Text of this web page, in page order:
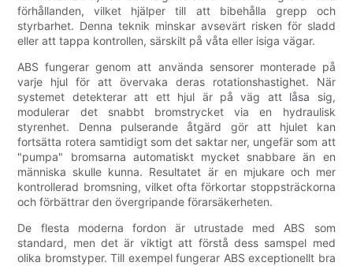
förhållanden, vilket hjälper till att bibehålla grepp och
styrbarhet. Denna teknik minskar avsevärt risken för sladd
eller att tappa kontrollen, särskilt på våta eller isiga vägar.
ABS fungerar genom att använda sensorer monterade på
varje hjul för att övervaka deras rotationshastighet. När
systemet detekterar att ett hjul är på väg att låsa sig,
modulerar det snabbt bromstrycket via en hydraulisk
styrenhet. Denna pulserande åtgärd gör att hjulet kan
fortsätta rotera samtidigt som det saktar ner, ungefär som att
"pumpa" bromsarna automatiskt mycket snabbare än en
människa skulle kunna. Resultatet är en mjukare och mer
kontrollerad bromsning, vilket ofta förkortar stoppsträckorna
och förbättrar den övergripande förarsäkerheten.
De flesta moderna fordon är utrustade med ABS som
standard, men det är viktigt att förstå dess samspel med
olika bromstyper. Till exempel fungerar ABS exceptionellt bra